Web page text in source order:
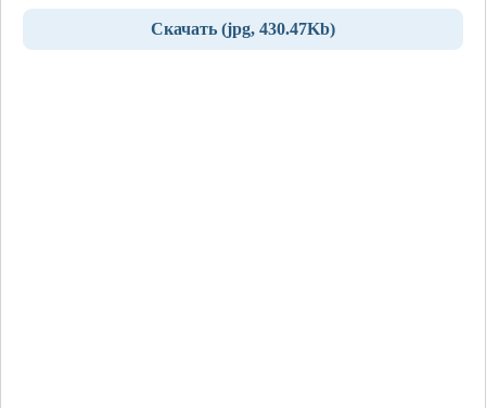
Скачать (jpg, 430.47Kb)